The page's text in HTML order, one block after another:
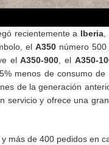
recientemente a Iberia,
elA350 número
elA350-900, elA350-
menos de consumo
de la generación
servicio y ofrece una
más de 400 pedidos en